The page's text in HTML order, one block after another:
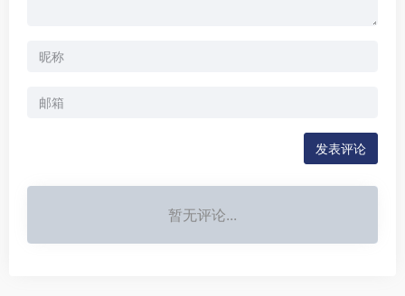
发表评论
暂无评论...